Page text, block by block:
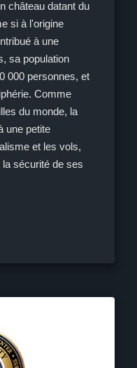
château datant du
si à l'origine
à une
sa population
000 personnes, et
Comme
du monde, la
une petite
et les vols,
sécurité de ses